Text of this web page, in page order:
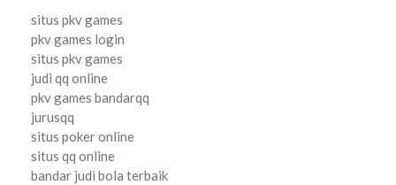
situs pkv games
pkv games login
situs pkv games
judi qq online
pkv games bandarqq
jurusqq
situs poker online
situs qq online
bandar judi bola terbaik